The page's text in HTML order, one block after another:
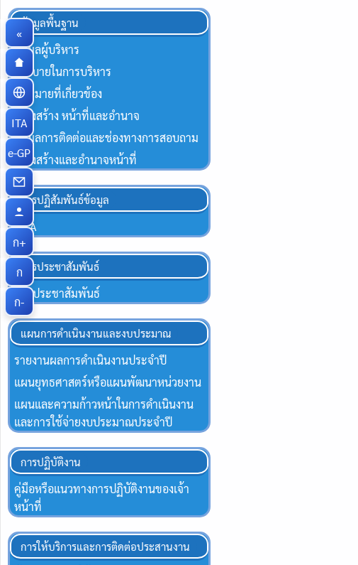
ข้อมูลพื้นฐาน
ข้อมูลผู้บริหาร
นโยบายในการบริหาร
กฏหมายที่เกี่ยวข้อง
โครงสร้าง หน้าที่และอำนาจ
ข้อมูลการติดต่อและช่องทางการสอบถาม
โครงสร้างและอำนาจหน้าที่
การปฏิสัมพันธ์ข้อมูล
Q&A
การประชาสัมพันธ์
ข่าวประชาสัมพันธ์
แผนการดำเนินงานและงบประมาณ
รายงานผลการดำเนินงานประจำปี
แผนยุทธศาสตร์หรือแผนพัฒนาหน่วยงาน
แผนและความก้าวหน้าในการดำเนินงาน
และการใช้จ่ายงบประมาณประจำปี
การปฏิบัติงาน
คู่มือหรือแนวทางการปฏิบัติงานของเจ้า
หน้าที่
การให้บริการและการติดต่อประสานงาน
«
ITA
e-GP
ก+
ก
ก-